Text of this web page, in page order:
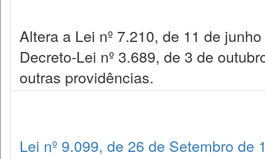
Altera a Lei nº 7.210, de 11 de
Decreto-Lei nº 3.689, de 3 de
outras providências.
Lei nº 9.099, de 26 de Setembro de